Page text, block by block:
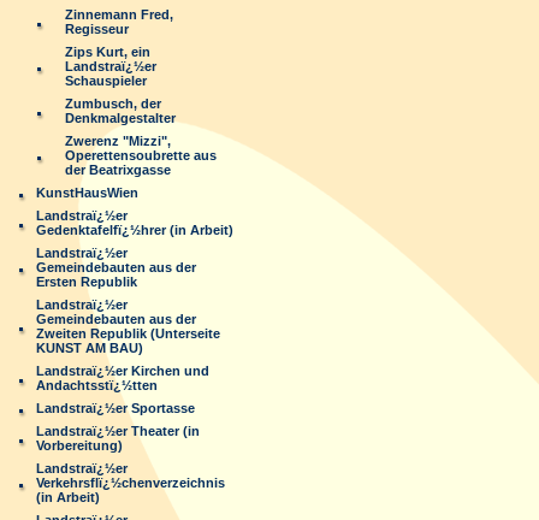
Zinnemann Fred,
Regisseur
Zips Kurt, ein
Landstraï¿½er
Schauspieler
Zumbusch, der
Denkmalgestalter
Zwerenz "Mizzi",
Operettensoubrette aus
der Beatrixgasse
KunstHausWien
Landstraï¿½er
Gedenktafelfï¿½hrer (in Arbeit)
Landstraï¿½er
Gemeindebauten aus der
Ersten Republik
Landstraï¿½er
Gemeindebauten aus der
Zweiten Republik (Unterseite
KUNST AM BAU)
Landstraï¿½er Kirchen und
Andachtsstï¿½tten
Landstraï¿½er Sportasse
Landstraï¿½er Theater (in
Vorbereitung)
Landstraï¿½er
Verkehrsflï¿½chenverzeichnis
(in Arbeit)